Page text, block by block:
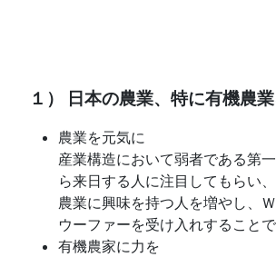
１） 日本の農業、特に有機農
農業を元気に
産業構造において弱者である第
ら来日する人に注目してもらい
農業に興味を持つ人を増やし、
ウーファーを受け入れすること
有機農家に力を